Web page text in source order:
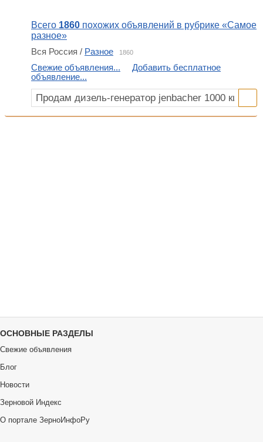
Всего 1860 похожих объявлений в рубрике «Самое
разное»
Вся Россия / Разное 1860
Свежие объявления...
Добавить бесплатное
объявление...
ОСНОВНЫЕ РАЗДЕЛЫ
Свежие объявления
Блог
Новости
Зерновой Индекс
О портале ЗерноИнфоРу